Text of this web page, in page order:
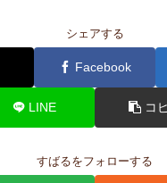
シェアする
Facebook
LINE コ
すばるをフォローする